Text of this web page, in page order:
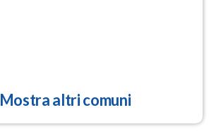
Mostra altri comuni